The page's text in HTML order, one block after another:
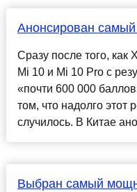
Анонсирован
Сразу после того,
Mi 10 и Mi 10 Pro с
«почти 600 000
том, что надолго этот
случилось. В Китае
Выбран самый